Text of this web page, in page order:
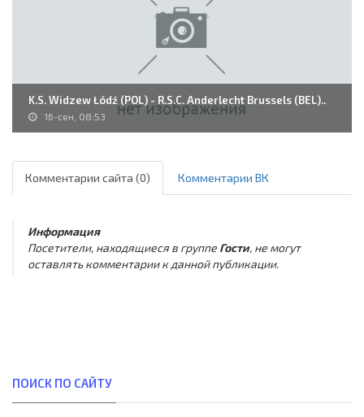
K.S. Widzew Łódź (POL) - R.S.C. Anderlecht Brussels (BEL)..
16-сен, 08:53
Комментарии сайта (0) Комментарии ВК
Информация
Посетители, находящиеся в группе Гости, не могут
оставлять комментарии к данной публикации.
ПОИСК ПО САЙТУ